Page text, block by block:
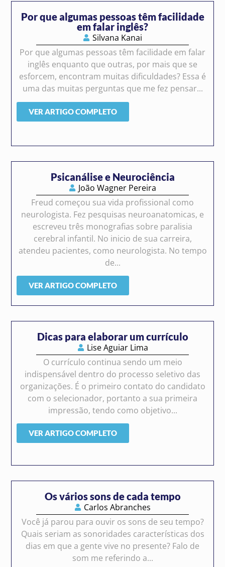
Por que algumas pessoas têm facilidade
em falar inglês?
Silvana Kanai
Por que algumas pessoas têm facilidade em falar
inglês enquanto que outras, por mais que se
esforcem, encontram muitas dificuldades? Essa é
uma das muitas perguntas que me fez pensar...
VER ARTIGO COMPLETO
Psicanálise e Neurociência
João Wagner Pereira
Freud começou sua vida profissional como
neurologista. Fez pesquisas neuroanatomicas, e
escreveu três monografias sobre paralisia
cerebral infantil. No inicio de sua carreira,
atendeu pacientes, como neurologista. No tempo
de...
VER ARTIGO COMPLETO
Dicas para elaborar um currículo
Lise Aguiar Lima
O currículo continua sendo um meio
indispensável dentro do processo seletivo das
organizações. É o primeiro contato do candidato
com o selecionador, portanto a sua primeira
impressão, tendo como objetivo...
VER ARTIGO COMPLETO
Os vários sons de cada tempo
Carlos Abranches
Você já parou para ouvir os sons de seu tempo?
Quais seriam as sonoridades características dos
dias em que a gente vive no presente? Falo de
som me referindo a...